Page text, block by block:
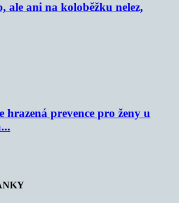
ale ani na koloběžku nelez,
hrazená prevence pro ženy u